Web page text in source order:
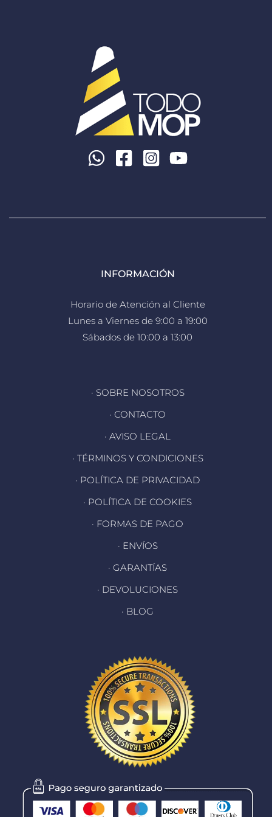
INFORMACIÓN
Horario de Atención al Cliente
Lunes a Viernes de 9:00 a 19:00
Sábados de 10:00 a 13:00
· SOBRE NOSOTROS
· CONTACTO
· AVISO LEGAL
· TÉRMINOS Y CONDICIONES
· POLÍTICA DE PRIVACIDAD
· POLÍTICA DE COOKIES
· FORMAS DE PAGO
· ENVÍOS
· GARANTÍAS
· DEVOLUCIONES
· BLOG